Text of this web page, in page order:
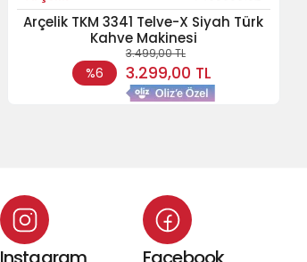
Arçelik TKM 3341 Telve-X Siyah Türk
Kahve Makinesi
%6
3.499,00 TL
3.299,00 TL